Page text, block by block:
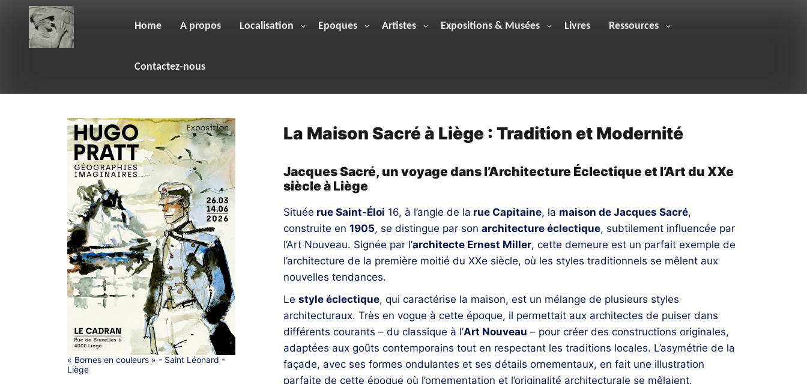
Home A propos Localisation Epoques Artistes Expositions & Musées Livres Ressources
Contactez-nous
La Maison Sacré à Liège : Tradition et Modernité
Jacques Sacré, un voyage dans l’Architecture Éclectique et l’Art du XXe
siècle à Liège
Située rue Saint-Éloi 16, à l’angle de la rue Capitaine, la maison de Jacques Sacré,
construite en 1905, se distingue par son architecture éclectique, subtilement influencée par
l’Art Nouveau. Signée par l’architecte Ernest Miller, cette demeure est un parfait exemple de
l’architecture de la première moitié du XXe siècle, où les styles traditionnels se mêlent aux
nouvelles tendances.
Le style éclectique, qui caractérise la maison, est un mélange de plusieurs styles
architecturaux. Très en vogue à cette époque, il permettait aux architectes de puiser dans
différents courants – du classique à l’Art Nouveau – pour créer des constructions originales,
adaptées aux goûts contemporains tout en respectant les traditions locales. L’asymétrie de la
façade, avec ses formes ondulantes et ses détails ornementaux, en fait une illustration
parfaite de cette époque où l’ornementation et l’originalité architecturale se mêlaient.
« Bornes en couleurs » - Saint Léonard -
Liège